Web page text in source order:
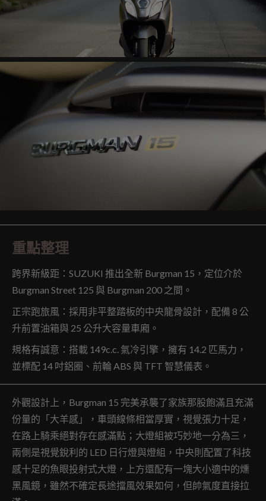
重點整理
跨界新級距：SUZUKI 推出全新 Burgman 15，定位介於
Burgman Street 125 與 Burgman 200 之間。
正宗跑旅風：採用非平整踏板的中央龍骨設計，配備 8 公
升前置油箱與 25 公升大容量車廂。
規格有誠意：搭載 149c.c. 氣冷引擎，擁有 14.2 匹馬力，
並標配 14 吋鋁圈、前輪 ABS 與 TFT 智慧儀表。
外觀設計上，Burgman 15 完美承襲了家族那股飽滿且充滿
份量的「大羊感」，車頭線條相當厚實，視覺張力十足，
在路上騎乘絕對存在感滿點；大燈組被巧妙地一分為三，
兩側是視覺銳利的 LED 日行燈與燈組，中央則配置了科技
感十足的魚眼投射式大燈，上方還配有一塊大小適中的燻
黑風鏡，雖然不確定長途擋風效果如何，但帥氣度直接拉